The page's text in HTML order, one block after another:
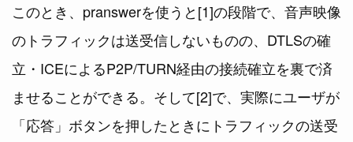
このとき、pranswerを使うと[1]の段階で、音声映像
のトラフィックは送受信しないものの、DTLSの確
立・ICEによるP2P/TURN経由の接続確立を裏で済
ませることができる。そして[2]で、実際にユーザが
「応答」ボタンを押したときにトラフィックの送受